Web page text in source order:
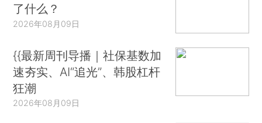
了什么？
2026年08月09日
{{最新周刊导播｜社保基数加
速夯实、AI“追光”、韩股杠杆
狂潮
2026年08月09日